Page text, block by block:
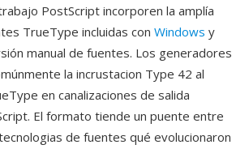
PostScript incorporen la amplía
TrueType incluidas con Windows y
manual de fuentes. Los generadores
la incrustacion Type 42 al
en canalizaciones de salida
El formato tiende un puente entre
de fuentes qué evolucionaron